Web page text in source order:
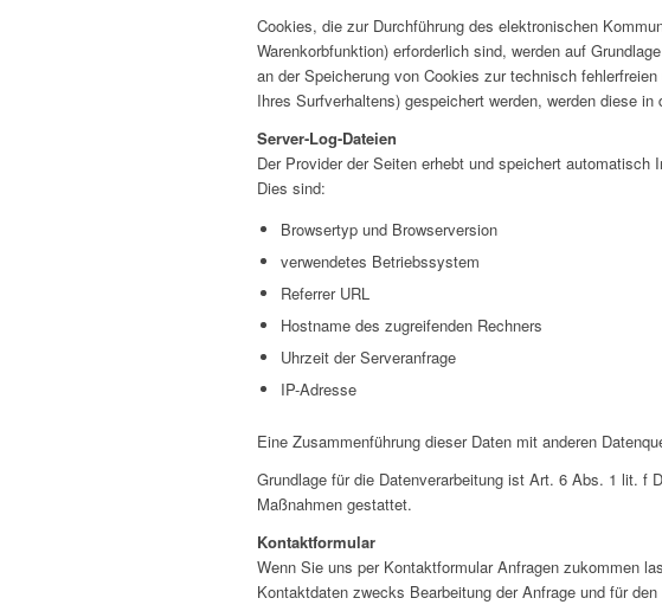
Cookies, die zur Durchführung des elektronischen
Warenkorbfunktion) erforderlich sind, werden auf
an der Speicherung von Cookies zur technisch
Ihres Surfverhaltens) gespeichert werden, werden diese
Server-Log-Dateien
Der Provider der Seiten erhebt und speichert
Dies sind:
Browsertyp und Browserversion
verwendetes Betriebssystem
Referrer URL
Hostname des zugreifenden Rechners
Uhrzeit der Serveranfrage
IP-Adresse
Eine Zusammenführung dieser Daten mit anderen
Grundlage für die Datenverarbeitung ist Art. 6 Abs. 1 lit. f
Maßnahmen gestattet.
Kontaktformular
Wenn Sie uns per Kontaktformular Anfragen zukommen
Kontaktdaten zwecks Bearbeitung der Anfrage und für